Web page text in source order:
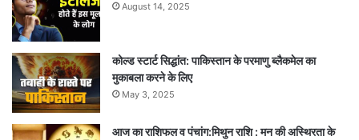
August 14, 2025
कोल्ड स्टार्ट सिद्धांत: पाकिस्तान के परमाणु ब्लैकमेल का
मुकाबला करने के लिए
May 3, 2025
आज का राशिफल व पंचांग:मिथुन राशि : मन की अस्थिरता के